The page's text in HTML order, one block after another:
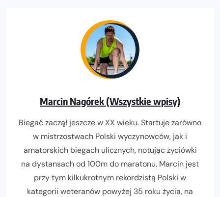
Marcin Nagórek (Wszystkie wpisy)
Biegać zaczął jeszcze w XX wieku. Startuje zarówno
w mistrzostwach Polski wyczynowców, jak i
amatorskich biegach ulicznych, notując życiówki
na dystansach od 100m do maratonu. Marcin jest
przy tym kilkukrotnym rekordzistą Polski w
kategorii weteranów powyżej 35 roku życia, na